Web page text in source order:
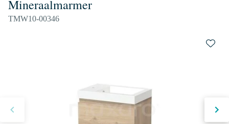
Mineraalmarmer
TMW10-00346